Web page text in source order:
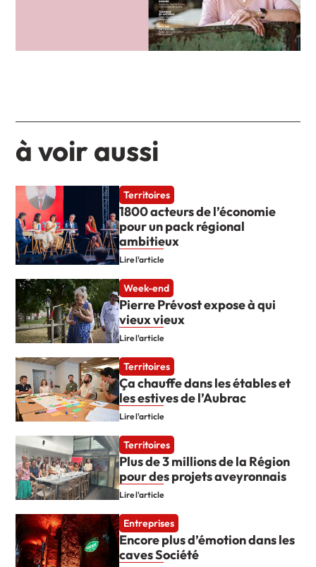
à voir aussi
Territoires
1800 acteurs de l’économie
pour un pack régional
ambitieux
Lire l'article
Week-end
Pierre Prévost expose à qui
vieux vieux
Lire l'article
Territoires
Ça chauffe dans les étables et
les estives de l’Aubrac
Lire l'article
Territoires
Plus de 3 millions de la Région
pour des projets aveyronnais
Lire l'article
Entreprises
Encore plus d’émotion dans les
caves Société